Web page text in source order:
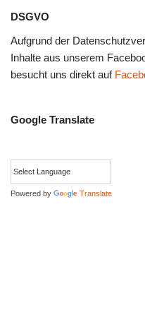
DSGVO
Aufgrund der
Inhalte aus unserem
besucht uns direkt auf
Google Translate
Powered by Translate